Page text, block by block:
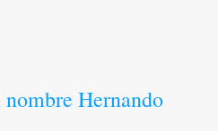
Hernando